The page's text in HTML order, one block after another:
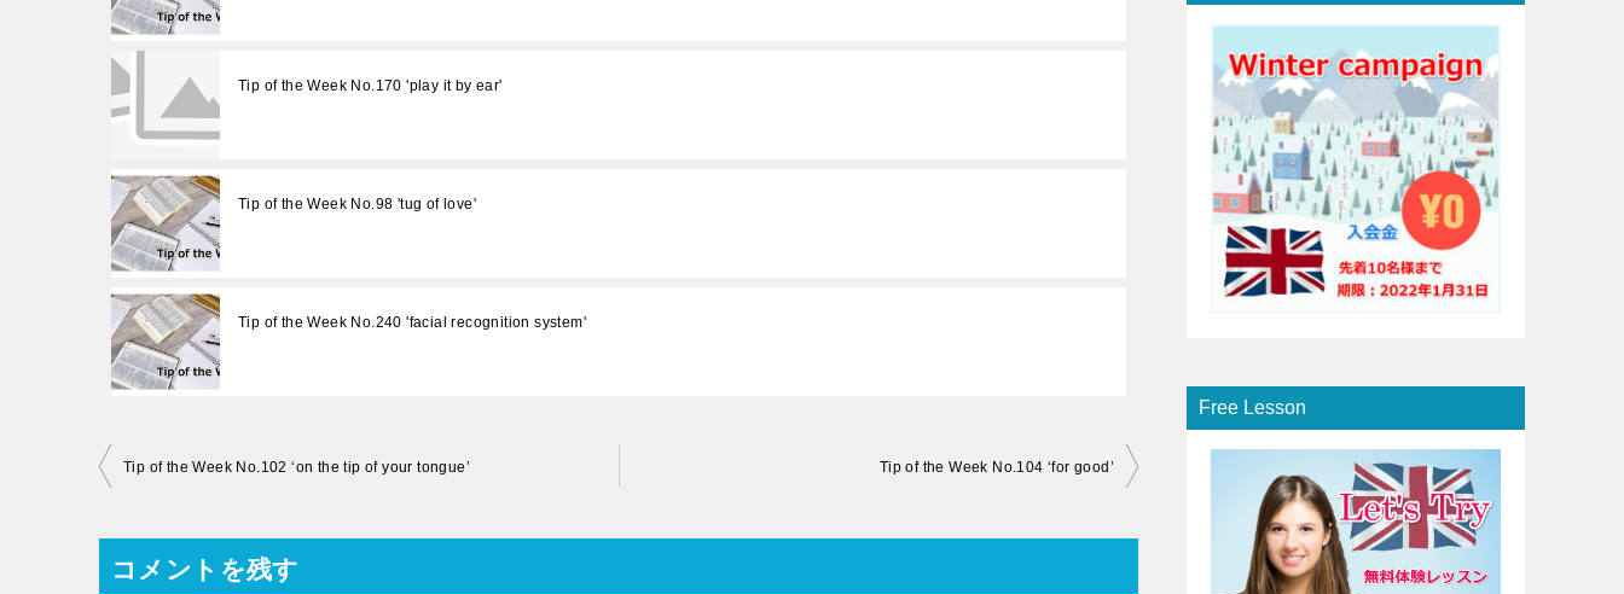
Tip of the Week No.170 'play it by ear'
Tip of the Week No.98 'tug of love'
Tip of the Week No.240 'facial recognition system'
投
ナ
ビ
Tip of the Week No.102 ‘on the tip of your tongue’ Tip of the Week No.104 ‘for good’
コメントを残す
Free Lesson